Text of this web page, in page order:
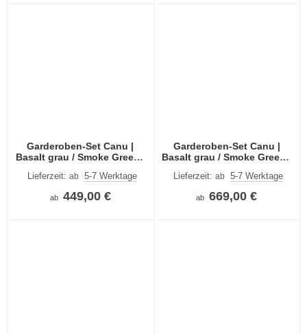
Garderoben-Set Canu |
Basalt grau / Smoke Green |
Lieferzeit: ab 5-7 Werktage
ab 449,00 €
Garderoben-Set Canu |
Basalt grau / Smoke Green |
Lieferzeit:ab 5-7 Werktage
ab 669,00 €